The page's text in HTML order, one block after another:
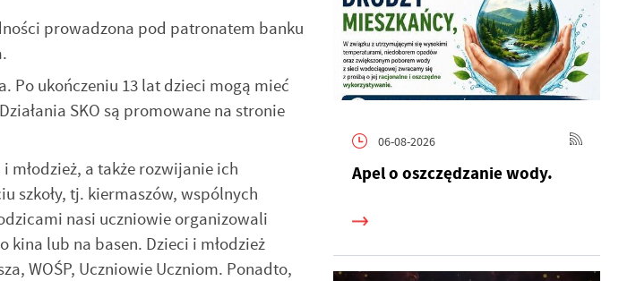
prowadzona pod patronatem banku
Po ukończeniu 13 lat dzieci mogą mieć
SKO są promowane na stronie
młodzież, a także rozwijanie ich
szkoły, tj. kiermaszów, wspólnych
nasi uczniowie organizowali
lub na basen. Dzieci i młodzież
WOŚP, Uczniowie Uczniom. Ponadto,
06-08-2026
Apel o oszczędzanie wody.